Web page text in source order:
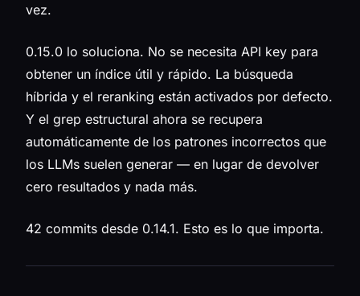
vez.
0.15.0 lo soluciona. No se necesita API key para
obtener un índice útil y rápido. La búsqueda
híbrida y el reranking están activados por defecto.
Y el grep estructural ahora se recupera
automáticamente de los patrones incorrectos que
los LLMs suelen generar — en lugar de devolver
cero resultados y nada más.
42 commits desde 0.14.1. Esto es lo que importa.